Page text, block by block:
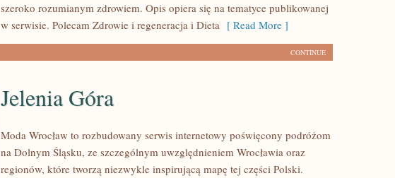
szeroko rozumianym zdrowiem. Opis opiera się na tematyce publikowanej
w serwisie. Polecam Zdrowie i regeneracja i Dieta [ Read More ]
CONTINUE
Jelenia Góra
Moda Wrocław to rozbudowany serwis internetowy poświęcony podróżom
na Dolnym Śląsku, ze szczególnym uwzględnieniem Wrocławia oraz
regionów, które tworzą niezwykle inspirującą mapę tej części Polski.